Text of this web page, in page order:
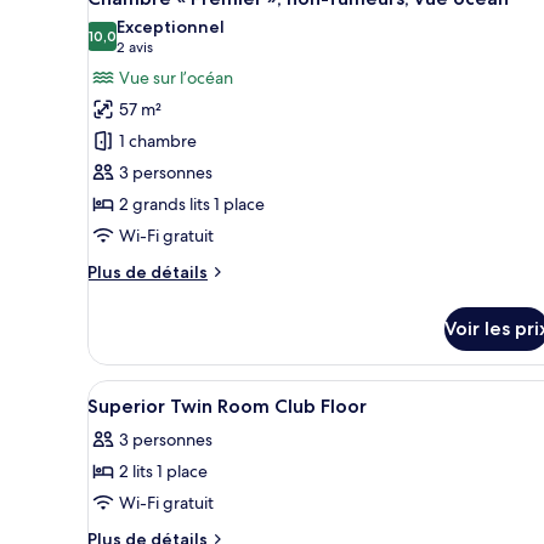
chambre
Chambre
Supérieure,
non-
fumeurs,
vue
océan
toutes
les
photos
pour
ce
type
de
chambre :
Chambre
«
non-
fumeurs,
vue
océan
10,010,0 sur 10
Exceptionnel
2 avis
(2 avis)
Vue sur l’océan
57 m²
1 chambre
3 personnes
2 grands lits 1 place
Wi-Fi gratuit
Plus de détails
Plus
le
type
de
chambre
Chambre
«
»,
non-
Voir les
Afficher
toutes
les
photos
pour
ce
1
Superior Twin Room Club Floor
3 personnes
2 lits 1 place
Wi-Fi gratuit
Plus de détails
Plus